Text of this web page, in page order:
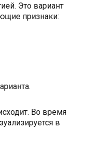
Это вариант
признаки:
Во время
в